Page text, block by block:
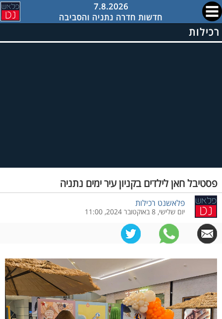
7.8.2026
חדשות חדרה נתניה והסביבה
רכילות
פסטיבל חאן לילדים בקניון עיר ימים נתניה
פלאשנט רכילות
יום שלישי, 8 באוקטובר 2024, 11:00